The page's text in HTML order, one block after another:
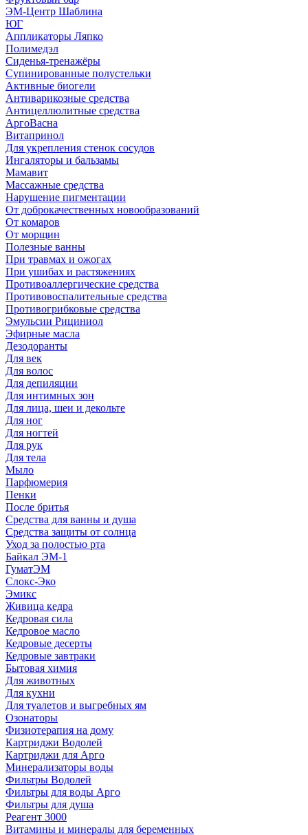
ЭМ-Центр Шаблина
ЮГ
Аппликаторы Ляпко
Полимедэл
Сиденья-тренажёры
Супинированные полустельки
Активные биогели
Антиварикозные средства
Антицеллюлитные средства
АргоВасна
Витапринол
Для укрепления стенок сосудов
Ингаляторы и бальзамы
Мамавит
Массажные средства
Нарушение пигментации
От доброкачественных новообразований
От комаров
От морщин
Полезные ванны
При травмах и ожогах
При ушибах и растяжениях
Противоаллергические средства
Противовоспалительные средства
Противогрибковые средства
Эмульсии Рициниол
Эфирные масла
Дезодоранты
Для век
Для волос
Для депиляции
Для интимных зон
Для лица, шеи и декольте
Для ног
Для ногтей
Для рук
Для тела
Мыло
Парфюмерия
Пенки
После бритья
Средства для ванны и душа
Средства защиты от солнца
Уход за полостью рта
Байкал ЭМ-1
ГуматЭМ
Слокс-Эко
Эмикс
Живица кедра
Кедровая сила
Кедровое масло
Кедровые десерты
Кедровые завтраки
Бытовая химия
Для животных
Для кухни
Для туалетов и выгребных ям
Озонаторы
Физиотерапия на дому
Картриджи Водолей
Картриджи для Арго
Минерализаторы воды
Фильтры Водолей
Фильтры для воды Арго
Фильтры для душа
Реагент 3000
Витамины и минералы для беременных